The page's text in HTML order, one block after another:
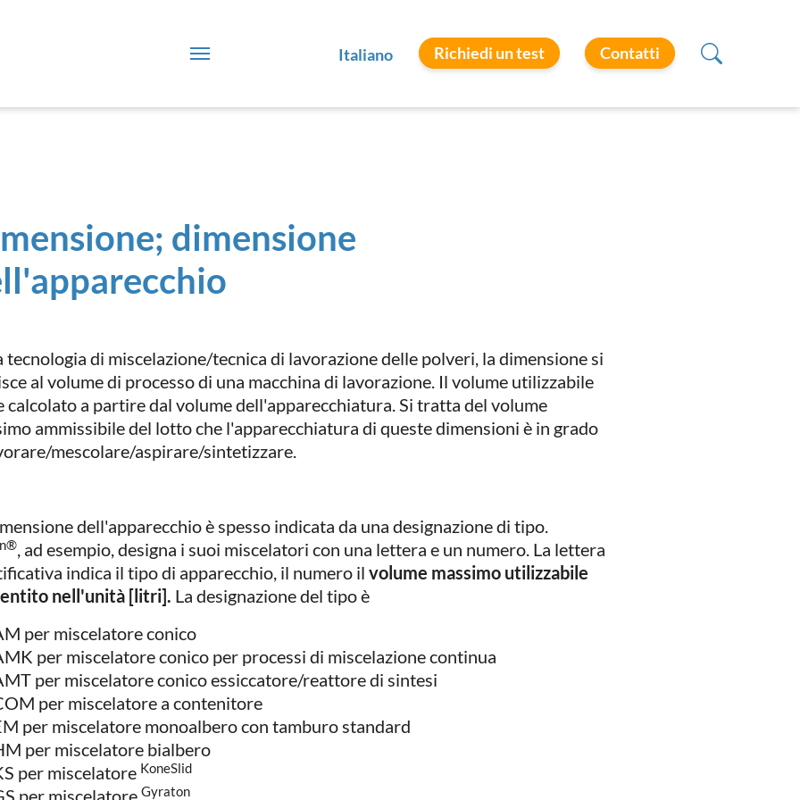
Italiano Richiedi un test Contatti
dimensione
tecnologia di miscelazione/tecnica di lavorazione delle polveri, la dimensione si
al volume di processo di una macchina di lavorazione. Il volume utilizzabile
calcolato a partire dal volume dell'apparecchiatura. Si tratta del volume
ammissibile del lotto che l'apparecchiatura di queste dimensioni è in grado
mescolare/aspirare/sintetizzare.
dell'apparecchio è spesso indicata da una designazione di tipo.
, ad esempio, designa i suoi miscelatori con una lettera e un numero. La lettera
indica il tipo di apparecchio, il numero il volume massimo utilizzabile
nell'unità [litri]. La designazione del tipo è
per miscelatore conico
per miscelatore conico per processi di miscelazione continua
per miscelatore conico essiccatore/reattore di sintesi
per miscelatore a contenitore
per miscelatore monoalbero con tamburo standard
per miscelatore bialbero
per miscelatore KoneSlid
per miscelatore Gyraton